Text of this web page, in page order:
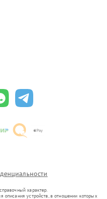
характер.
описания устройств, в отношении которых